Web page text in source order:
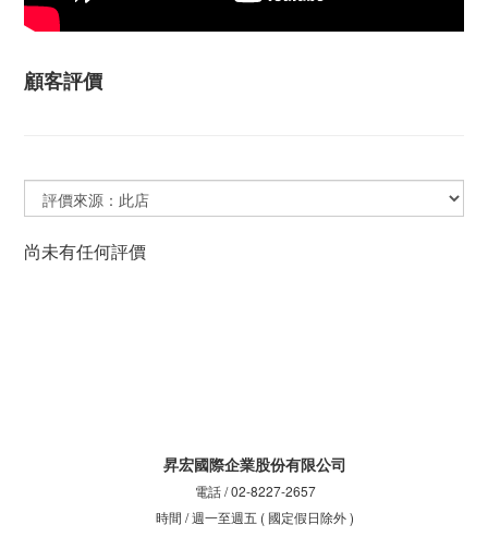
顧客評價
尚未有任何評價
昇宏國際企業股份有限公司
電話 / 02-8227-2657
時間 / 週一至週五 ( 國定假日除外 )